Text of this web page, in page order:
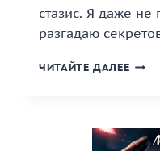
стазис. Я даже не
разгадаю
ЧИТАЙТЕ ДАЛЕЕ